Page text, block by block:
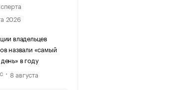
2026
владельцев
назвали «самый
в году
8 августа